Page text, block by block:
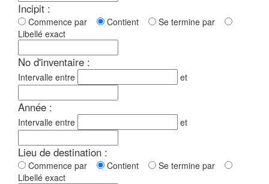
Incipit :
Commence par Contient
Se termine par
Libellé exact
No d'inventaire :
Intervalle entre et
Année :
Intervalle entre et
Lieu de destination :
Commence par Contient
Se termine par
Libellé exact